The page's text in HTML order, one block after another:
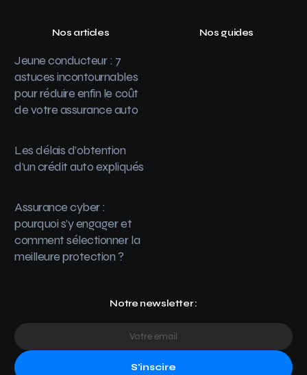
Nos articles
Jeune conducteur : 7
astuces incontournables
pour réduire enfin le coût
de votre assurance auto
Les délais d’obtention
d’un crédit auto expliqués
Assurance cyber :
pourquoi s’y engager et
comment sélectionner la
meilleure protection ?
Nos guides
Notre newsletter :
S'inscire